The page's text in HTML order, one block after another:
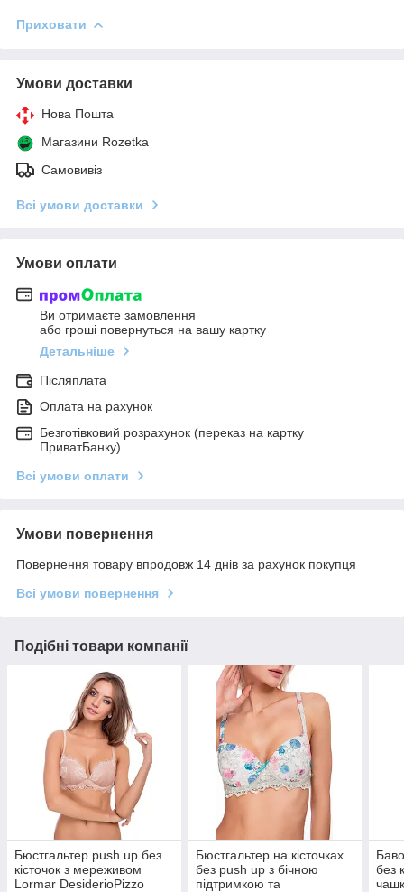
Приховати
Умови доставки
Нова Пошта
Магазини Rozetka
Самовивіз
Всі умови доставки
Умови оплати
Ви отримаєте замовлення
або гроші повернуться на вашу картку
Детальніше
Післяплата
Оплата на рахунок
Безготівковий розрахунок (переказ на картку
ПриватБанку)
Всі умови оплати
Умови повернення
Повернення товару впродовж 14 днів за рахунок покупця
Всі умови повернення
Подібні товари компанії
Бюстгальтер push up без
кісточок з мереживом
Lormar DesiderioPizzo
Бюстгальтер на кісточках
без push up з бічною
підтримкою та
без